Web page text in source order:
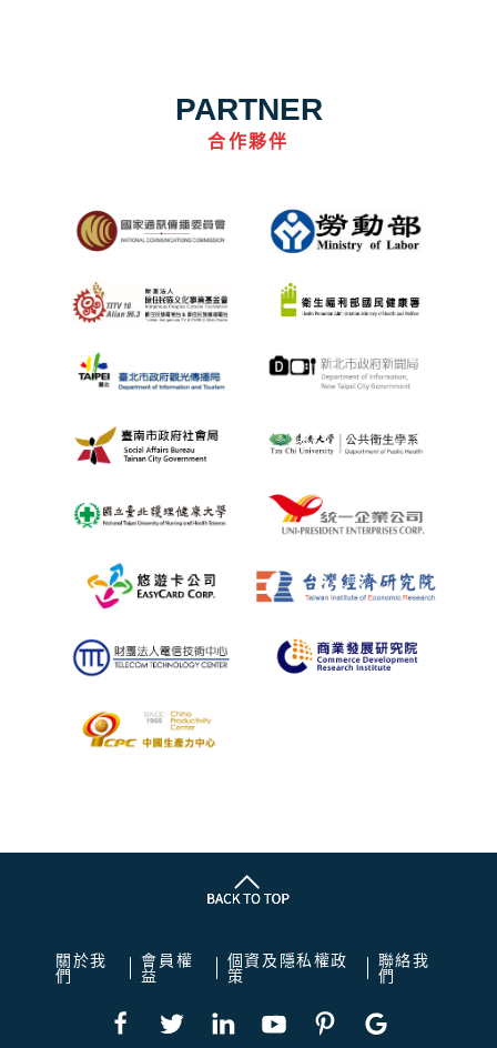
PARTNER
合作夥伴
關於我
們
會員權
益
個資及隱私權政
策
聯絡我
們